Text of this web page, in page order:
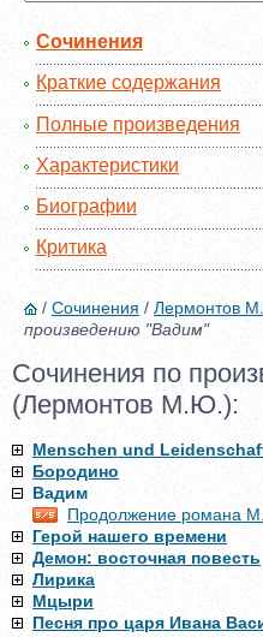
Сочинения
Краткие содержания
Полные произведения
Характеристики
Биографии
Критика
/ Сочинения / Лермонтов
произведению "Вадим"
Сочинения по
(Лермонтов М.Ю.):
Menschen und
Бородино
Вадим
Продолжение романа
Герой нашего времени
Демон: восточная повесть
Лирика
Мцыри
Песня про царя Ивана